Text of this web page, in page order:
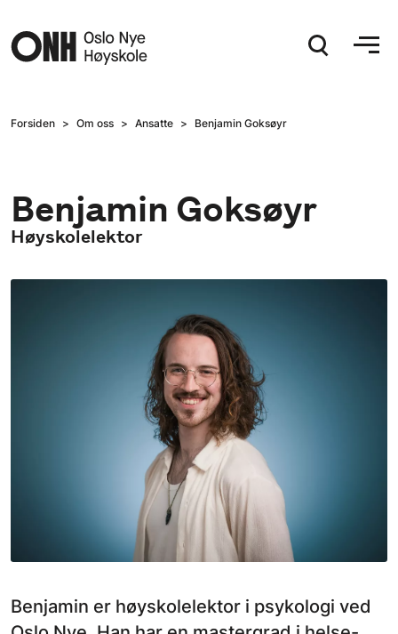
Forsiden Om oss Ansatte Benjamin Goksøyr
Benjamin Goksøyr
Høyskolelektor
Benjamin er høyskolelektor i psykologi ved